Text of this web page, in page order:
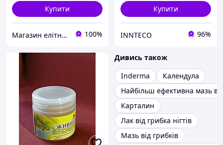
Купити
Магазин елітної парфумерії та косметики "Престиж" 100%
Купити
INNTECO 96%
Дивись також
Inderma
Календула
Найбільш ефективна мазь
Карталин
Лак від грибка нігтів
Мазь від грибків